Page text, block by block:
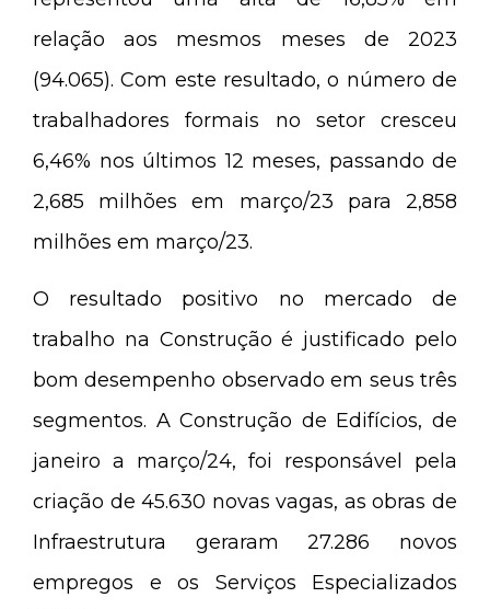
relação aos mesmos meses de 2023
(94.065). Com este resultado, o número de
trabalhadores formais no setor cresceu
6,46% nos últimos 12 meses, passando de
2,685 milhões em março/23 para 2,858
milhões em março/23.
O resultado positivo no mercado de
trabalho na Construção é justificado pelo
bom desempenho observado em seus três
segmentos. A Construção de Edifícios, de
janeiro a março/24, foi responsável pela
criação de 45.630 novas vagas, as obras de
Infraestrutura geraram 27.286 novos
empregos e os Serviços Especializados